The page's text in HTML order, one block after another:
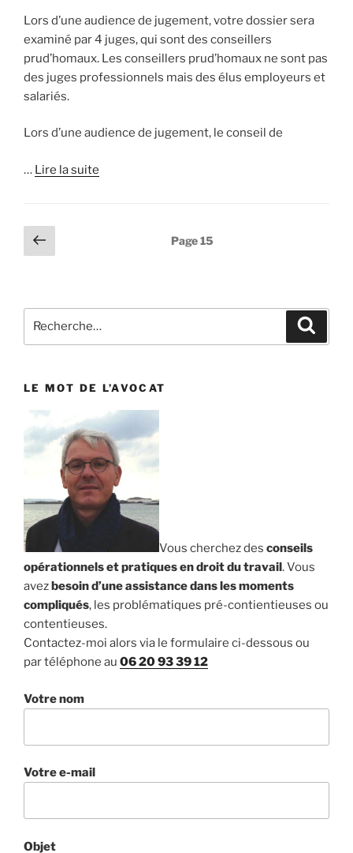
Lors d’une audience de jugement, votre dossier sera
examiné par 4 juges, qui sont des conseillers
prud’homaux. Les conseillers prud’homaux ne sont pas
des juges professionnels mais des élus employeurs et
salariés.
Lors d’une audience de jugement, le conseil de
… Lire la suite
Pagination
desprécédente
Page15
Recherche
LE MOT DE L’AVOCAT
Vous cherchez des conseils
opérationnels et pratiques en droit du travail. Vous
avezbesoin d’une assistance dans les moments
compliqués, les problématiques pré-contientieuses ou
contentieuses.
Contactez-moi alors via le formulaire ci-dessous ou
par téléphone au 06 20 93 39 12
Votre nom
Votre e-mail
Objet